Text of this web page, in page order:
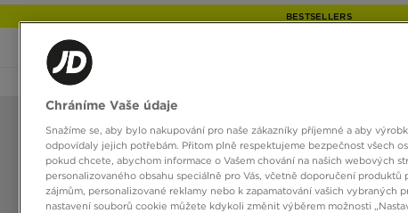
BESTSELLERS
Chráníme Vaše údaje
Snažíme se, aby bylo nakupování pro naše zákazníky příjemné a aby
odpovídaly jejich potřebám. Přitom plně respektujeme bezpečnost všech
pokud chcete, abychom informace o Vašem chování na našich webových
personalizovaného obsahu speciálně pro Vás, včetně doporučení produktů
zájmům, personalizované reklamy nebo k zapamatování vašich vybraných
nastavení souborů cookie můžete kdykoli změnit výběrem možnosti